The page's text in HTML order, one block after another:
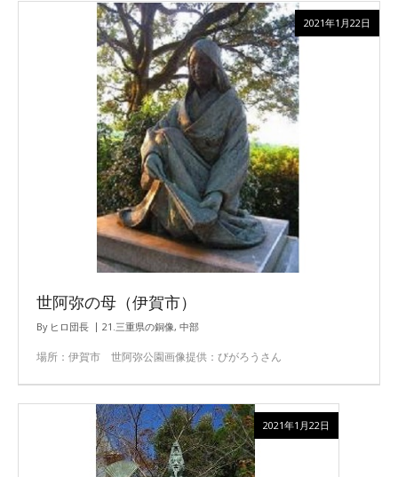
世阿弥の母（伊賀市）
By ヒロ団長 21.三重県の銅像, 中部
場所：伊賀市 世阿弥公園画像提供：びがろうさん
2021年1月22日
2021年1月22日